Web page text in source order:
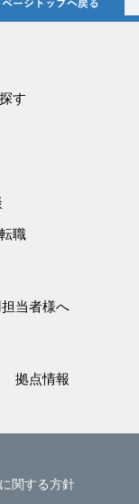
す
職
当者様へ
拠点情報
関する方針